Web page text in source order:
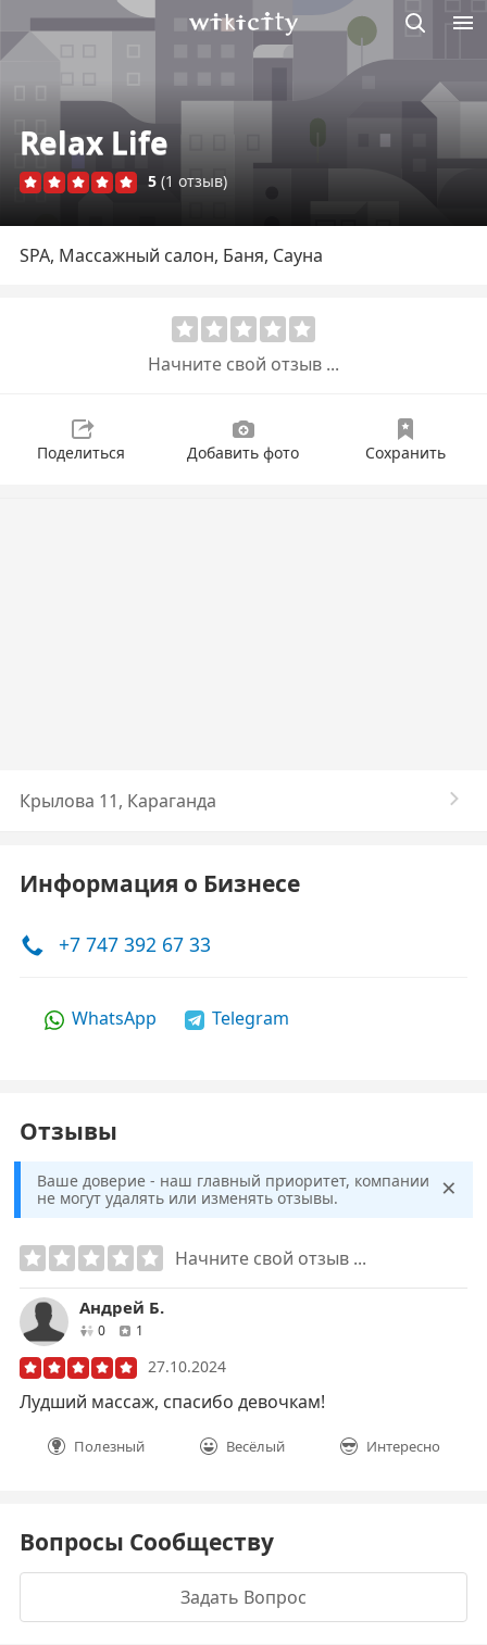
Викисити
Relax Life
5 (1 отзыв)
SPA, Массажный салон, Баня, Сауна
Начните свой отзыв ...
Поделиться Добавить фото Сохранить
Крылова 11, Караганда
Информация о Бизнесе
+7 747 392 67 33
WhatsApp Telegram
Отзывы
Ваше доверие - наш главный приоритет, компании
не могут удалять или изменять отзывы.
×
Начните свой отзыв ...
Андрей Б.
0друзей1
27.10.2024
Лудший массаж, спасибо девочкам!
Полезный Весёлый Интересно
Вопросы Сообществу
Задать Вопрос